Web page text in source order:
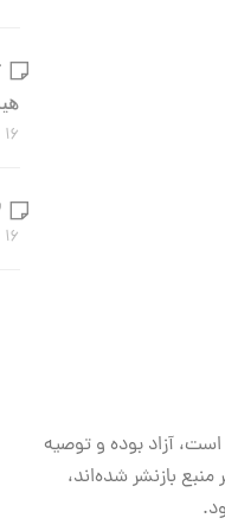
۱۶ اسفند ۱۴۰۰
۱۶ اسفند ۱۴۰۰
است، آزاد بوده و توصیه
بازنشر شده‌اند،